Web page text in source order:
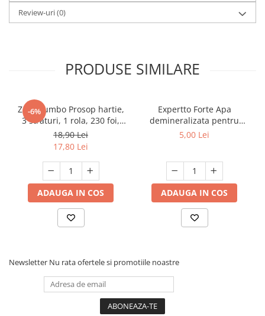
Review-uri(0)
PRODUSE SIMILARE
-6%
Zewa Jumbo Prosop hartie,
3 straturi, 1 rola, 230 foi,
Premium Expert
18,90 Lei
17,80 Lei
ADAUGA IN COS
Expertto Forte Apa
demineralizata pentru
fierul de calcat, 1 L, Floral
5,00 Lei
ADAUGA IN COS
Newsletter Nu rata ofertele si promotiile noastre